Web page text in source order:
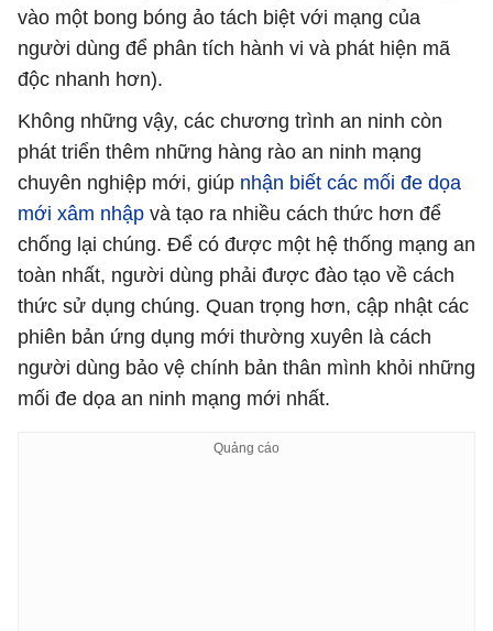
vào một bong bóng ảo tách biệt với mạng của
người dùng để phân tích hành vi và phát hiện mã
độc nhanh hơn).
Không những vậy, các chương trình an ninh còn
phát triển thêm những hàng rào an ninh mạng
chuyên nghiệp mới, giúp nhận biết các mối đe dọa
mới xâm nhập và tạo ra nhiều cách thức hơn để
chống lại chúng. Để có được một hệ thống mạng an
toàn nhất, người dùng phải được đào tạo về cách
thức sử dụng chúng. Quan trọng hơn, cập nhật các
phiên bản ứng dụng mới thường xuyên là cách
người dùng bảo vệ chính bản thân mình khỏi những
mối đe dọa an ninh mạng mới nhất.